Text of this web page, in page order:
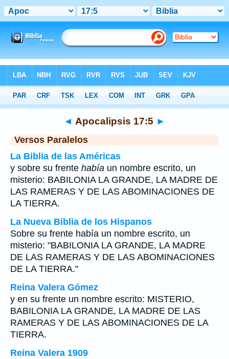
>Apocalipsis >Capítulo 17 > Verso 5
◄ Apocalipsis 17:5 ►
Versos Paralelos
La Biblia de las Américas
y sobre su frente había un nombre escrito, un
misterio: BABILONIA LA GRANDE, LA MADRE DE
LAS RAMERAS Y DE LAS ABOMINACIONES DE
LA TIERRA.
La Nueva Biblia de los Hispanos
Sobre su frente había un nombre escrito, un
misterio: "BABILONIA LA GRANDE, LA MADRE
DE LAS RAMERAS Y DE LAS ABOMINACIONES
DE LA TIERRA."
Reina Valera Gómez
y en su frente un nombre escrito: MISTERIO,
BABILONIA LA GRANDE, LA MADRE DE LAS
RAMERAS Y DE LAS ABOMINACIONES DE LA
TIERRA.
Reina Valera 1909